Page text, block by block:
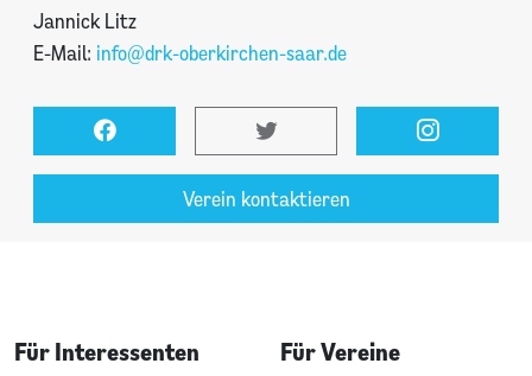
Jannick Litz
E-Mail: info@drk-oberkirchen-saar.de
Verein kontaktieren
Für Interessenten Für Vereine